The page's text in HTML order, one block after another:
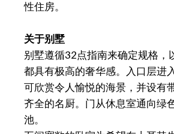
性住房。
关于别墅
别墅遵循32点指南来确定规格，
都具有极高的奢华感。入口层进
可欣赏令人愉悦的海景，并设有
齐全的名厨。门从休息室通向绿
池。